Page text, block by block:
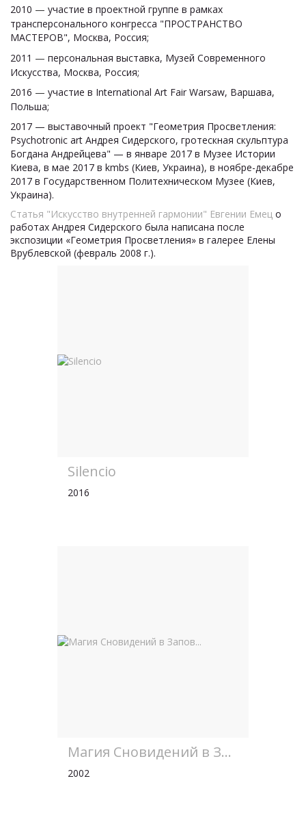
2010 — участие в проектной группе в рамках
трансперсонального конгресса "ПРОСТРАНСТВО
МАСТЕРОВ", Москва, Россия;
2011 — персональная выставка, Музей Современного
Искусства, Москва, Россия;
2016 — участие в International Art Fair Warsaw, Варшава,
Польша;
2017 — выставочный проект "Геометрия Просветления:
Psychotronic art Андрея Сидерского, гротескная скульптура
Богдана Андрейцева" — в январе 2017 в Музее Истории
Киева, в мае 2017 в kmbs (Киев, Украина), в ноябре-декабре
2017 в Государственном Политехническом Музее (Киев,
Украина).
Статья "Искусство внутренней гармонии" Евгении Емец о
работах Андрея Сидерского была написана после
экспозиции «Геометрия Просветления» в галерее Елены
Врублевской (февраль 2008 г.).
Silencio
2016
Магия Cновидений в Запов...
2002